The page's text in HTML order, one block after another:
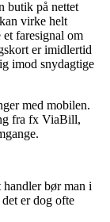
butik på nettet
virke helt
et faresignal om
er imidlertid
imod snydagtige
med mobilen.
fra fx ViaBill,
handler bør man i
er dog ofte